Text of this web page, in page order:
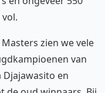
zien we vele
van
en